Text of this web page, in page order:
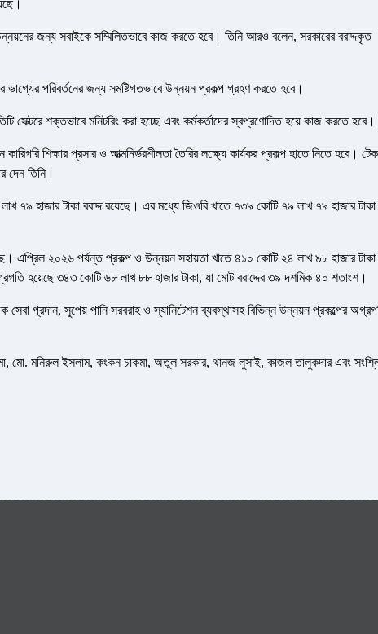
জন্য সবাইকে সম্মিলিতভাবে কাজ করতে হবে। তিনি আরও বলেন, সরকারের বরাদ্দকৃত
ভাগ্যের পরিবর্তনের জন্য সমষ্টিগতভাবে উন্নয়ন প্রকল্প গ্রহণ করতে হবে।
সেক্টরে শক্তভাবে মনিটরিং করা হচ্ছে এবং কর্মকর্তাদের স্বপ্রণোদিত হয়ে কাজ করতে হবে।
শিক্ষার প্রসার ও আত্মনির্ভরশীলতা তৈরির লক্ষ্যে কার্যকর প্রকল্প হাতে নিতে হবে।
দেন তিনি।
হাজার টাকা বরাদ্দ রয়েছে। এর মধ্যে জিওবি খাতে ৭৩৯ কোটি ৭৯ লাখ ৭৯ হাজার টাকা
এপ্রিল ২০২৬ পর্যন্ত প্রকল্প ও উন্নয়ন সহায়তা খাতে ৪১০ কোটি ২৪ লাখ ৯৮ হাজার টাকা
হয়েছে ৩৪৩ কোটি ৬৮ লাখ ৮৮ হাজার টাকা, যা মোট বরাদ্দের ৩৯ দশমিক ৪০ শতাংশ।
প্রদান, সুপেয় পানি সরবরাহ ও স্যানিটেশন ব্যবস্থাসহ বিভিন্ন উন্নয়ন প্রকল্পের
মো. মনিরুল ইসলাম, কংকন চাকমা, অতুল সরকার, থানজ লুসাই, কাজল তালুকদার এবং